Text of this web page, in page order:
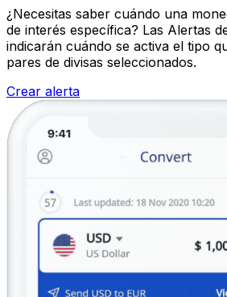
¿Necesitas saber cuándo una
de interés específica? Las Alertas
indicarán cuándo se activa el tipo
pares de divisas seleccionados.
Crear alerta